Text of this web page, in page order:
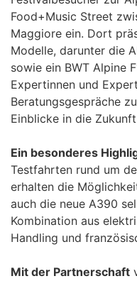
Food+Music Street
Maggiore ein. Dort
Modelle, darunter die
sowie ein BWT Alpine
Expertinnen und
Beratungsgespräche
Einblicke in die
Ein besonderes
Testfahrten rund um
erhalten die
auch die neue A390
Kombination aus
Handling und
Mit der Partnerschaft